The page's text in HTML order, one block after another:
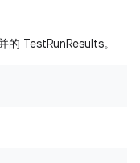
的 TestRunResults。